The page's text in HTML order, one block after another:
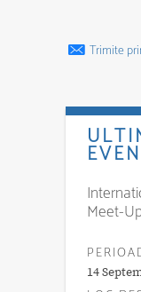
Trimite
Meet-
14